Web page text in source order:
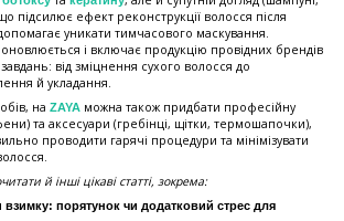
підсилює ефект реконструкції волосся після
уникати тимчасового маскування.
і включає продукцію провідних брендів
від зміцнення сухого волосся до
й укладання.
на ZAYA можна також придбати професійну
та аксесуари (гребінці, щітки, термошапочки),
проводити гарячі процедури та мінімізувати
й інші цікаві статті, зокрема:
взимку: порятунок чи додатковий стрес для